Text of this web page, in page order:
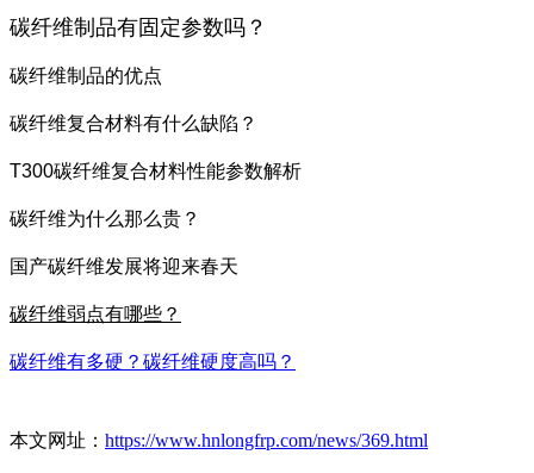
碳纤维制品有固定参数吗？
碳纤维制品的优点
碳纤维复合材料有什么缺陷？
T300碳纤维复合材料性能参数解析
碳纤维为什么那么贵？
国产碳纤维发展将迎来春天
碳纤维弱点有哪些？
碳纤维有多硬？碳纤维硬度高吗？
本文网址： https://www.hnlongfrp.com/news/369.html